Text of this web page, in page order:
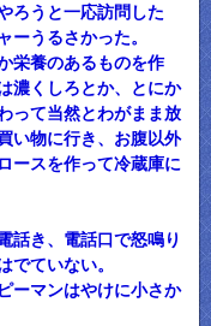
ろうと一応訪問した
ーうるさかった。
栄養のあるものを作
濃くしろとか、とにか
って当然とわがまま放
い物に行き、お腹以外
ースを作って冷蔵庫に
話き、電話口で怒鳴り
でていない。
ーマンはやけに小さか